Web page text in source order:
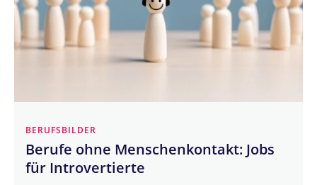
BERUFSBILDER
Berufe ohne Menschenkontakt: Jobs
für Introvertierte